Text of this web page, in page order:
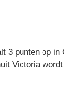
3 punten op
Victoria